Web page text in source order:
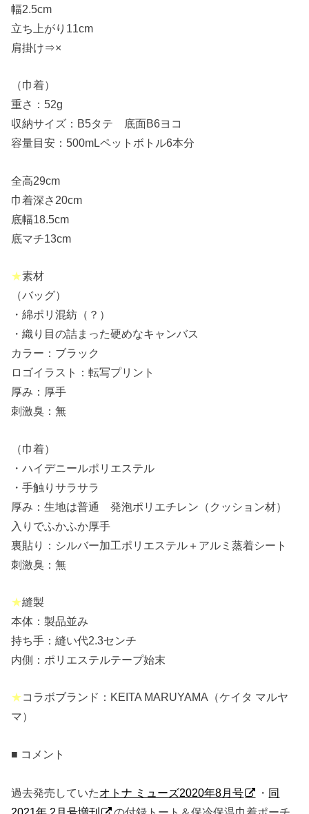
幅2.5cm
立ち上がり11cm
肩掛け⇒×
（巾着）
重さ：52g
収納サイズ：B5タテ 底面B6ヨコ
容量目安：500mLペットボトル6本分
全高29cm
巾着深さ20cm
底幅18.5cm
底マチ13cm
★素材
（バッグ）
・綿ポリ混紡（？）
・織り目の詰まった硬めなキャンバス
カラー：ブラック
ロゴイラスト：転写プリント
厚み：厚手
刺激臭：無
（巾着）
・ハイデニールポリエステル
・手触りサラサラ
厚み：生地は普通 発泡ポリエチレン（クッション材）
入りでふかふか厚手
裏貼り：シルバー加工ポリエステル＋アルミ蒸着シート
刺激臭：無
★縫製
本体：製品並み
持ち手：縫い代2.3センチ
内側：ポリエステルテープ始末
★コラボブランド：KEITA MARUYAMA（ケイタ マルヤ
マ）
■ コメント
過去発売していたオトナ ミューズ2020年8月号 ・ 同